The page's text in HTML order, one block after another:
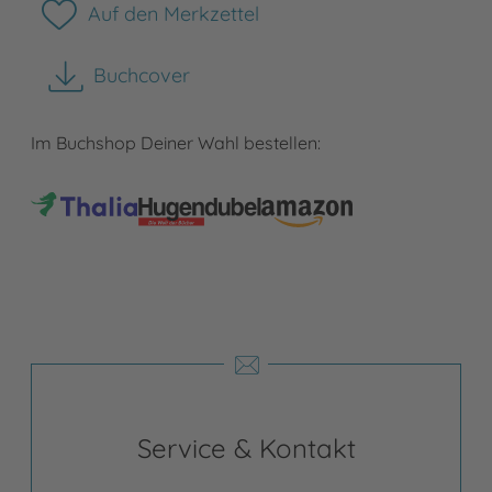
Auf den Merkzettel
Buchcover
herunterladen
Im Buchshop Deiner Wahl bestellen:
Service & Kontakt